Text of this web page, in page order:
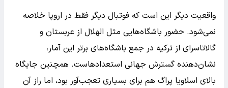
واقعیت دیگر این است که فوتبال دیگر فقط در اروپا خلاصه
نمی‌شود. حضور باشگاه‌هایی مثل الهلال از عربستان و
گالاتاسرای از ترکیه در جمع باشگاه‌های برتر این آمار،
نشان‌دهنده گسترش جهانی استعدادهاست. همچنین جایگاه
بالای اسلاویا پراگ هم برای بسیاری تعجب‌آور بود، اما راز آن